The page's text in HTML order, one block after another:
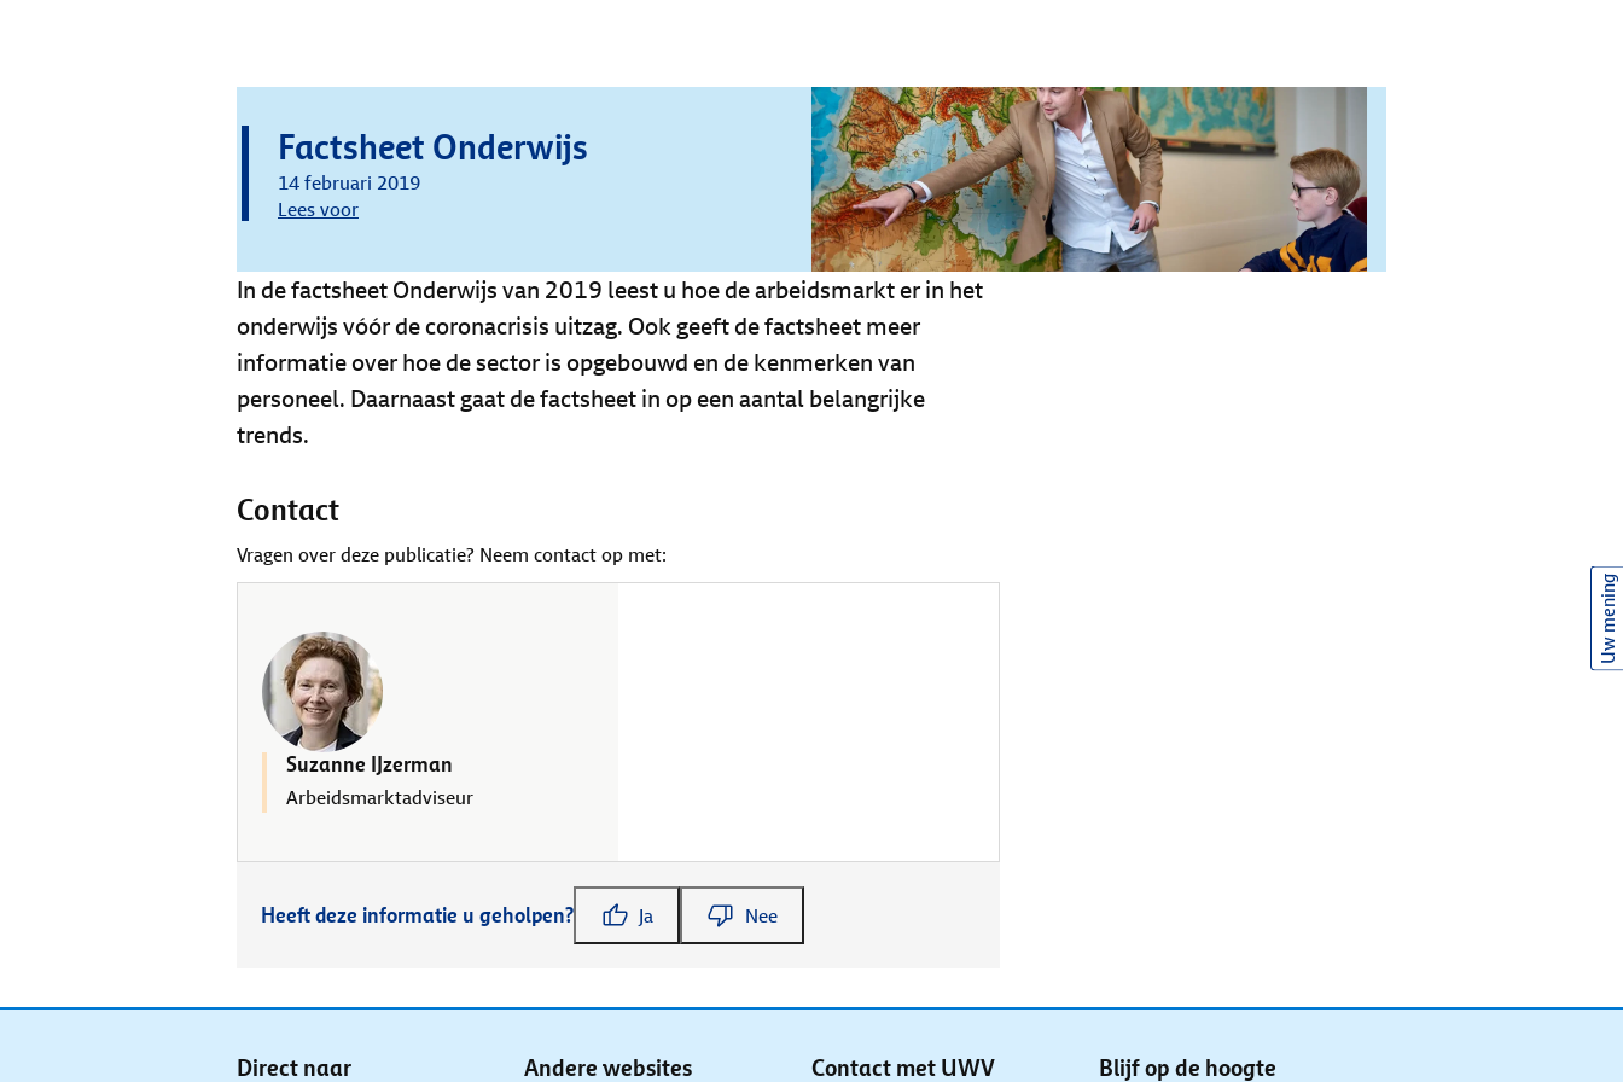
Factsheet Onderwijs
14 februari 2019
Lees voor
In de factsheet Onderwijs van 2019 leest u hoe de arbeidsmarkt er in het
onderwijs vóór de coronacrisis uitzag. Ook geeft de factsheet meer
informatie over hoe de sector is opgebouwd en de kenmerken van
personeel. Daarnaast gaat de factsheet in op een aantal belangrijke
trends.
Contact
Vragen over deze publicatie? Neem contact op met:
Suzanne IJzerman
Arbeidsmarktadviseur
Heeft deze informatie u geholpen? Ja Nee
Direct naar Andere websites Contact met UWV Blijf op de hoogte
Uw mening